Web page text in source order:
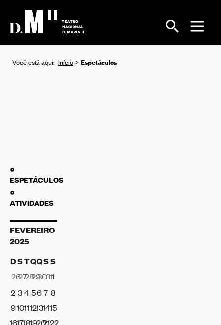
Você está aqui: Início Espetáculos
ESPETÁCULOS
ATIVIDADES
FEVEREIRO
2025
DSTQQSS
2627282930311
2 34567 8
9101112131415
16171819202122